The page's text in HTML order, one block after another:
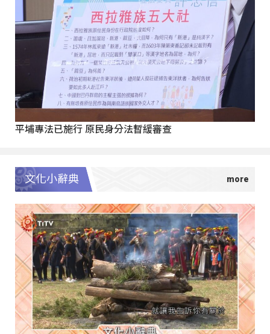
平埔專法已施行 原民身分法暫緩審查
文化小辭典